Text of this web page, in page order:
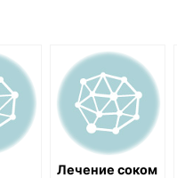
Лечение соком